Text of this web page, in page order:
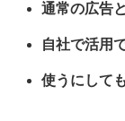
通常の広告
自社で活用
使うにして